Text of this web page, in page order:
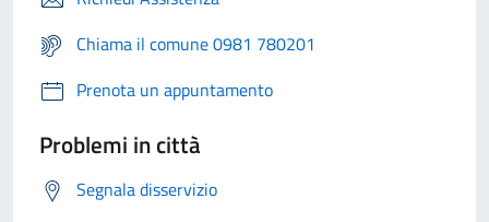
Chiama il comune 0981 780201
Prenota un appuntamento
Problemi in città
Segnala disservizio